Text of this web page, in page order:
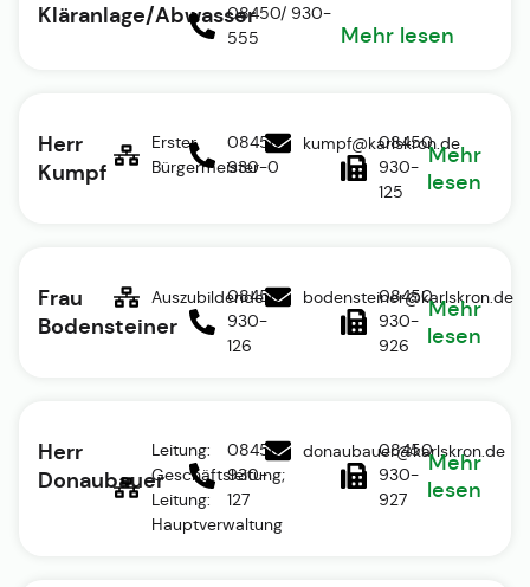
Kläranlage/Abwasser08450/ 930-
555
Mehr lesen
Herr
Kumpf
Erster
Bürgermeister
08450
930-0
kumpf@karlskron.de
08450
930-
125
Mehr
lesen
Frau
Bodensteiner
Auszubildende
08450
930-
126
bodensteiner@karlskron.de
08450
930-
926
Mehr
lesen
Herr
Donaubauer
Leitung:
Geschäftsleitung;
Leitung:
Hauptverwaltung
08450
930-
127
donaubauer@karlskron.de
08450
930-
927
Mehr
lesen